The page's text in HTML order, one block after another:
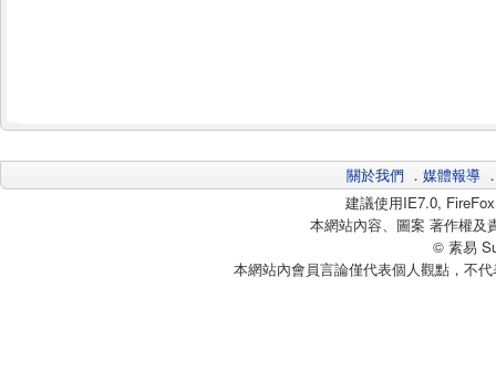
關於我們 ． 媒體報導
建議使用IE7.0,
本網站內容、圖案 著作權及
© 素易
本網站內會員言論僅代表個人觀點，不